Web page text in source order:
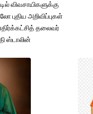
விவசாயிகளுக்கு
புதிய அறிவிப்புகள்
தலைவர்
ஸ்டாலின்